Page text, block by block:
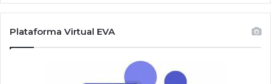
Plataforma Virtual EVA